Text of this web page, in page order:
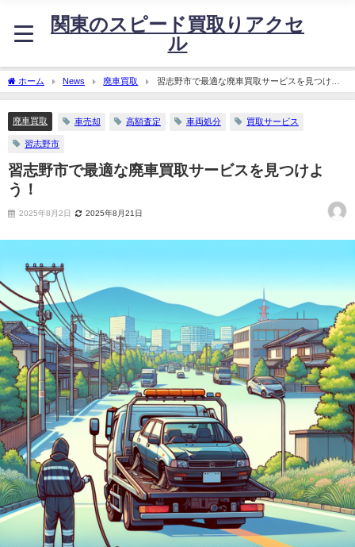
関東のスピード買取りアクセ
ル
ホーム News 廃車買取
習志野市で最適な廃車買取サービスを見つけよ
う！
廃車買取 車売却 高額査定 車両処分 買取サービス
習志野市
習志野市で最適な廃車買取サービスを見つけよ
う！
2025年8月2日 2025年8月21日